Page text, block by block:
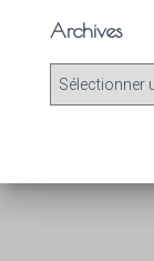
Archives